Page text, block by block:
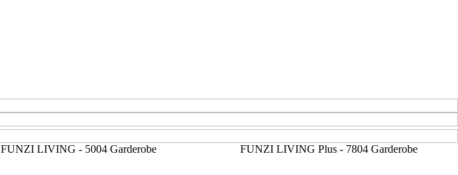
FUNZI LIVING - 5004 Garderobe FUNZI LIVING Plus - 7804 Garderobe